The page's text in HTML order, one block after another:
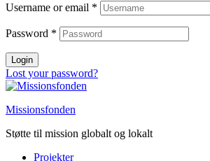
Username or email *
Password *
Login
Lost your password?
Missionsfonden
Støtte til mission globalt og lokalt
Projekter